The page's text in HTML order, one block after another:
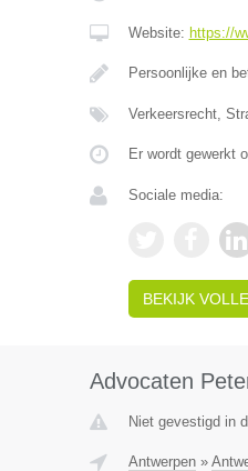
Website: https://
Persoonlijke en
Verkeersrecht,
Er wordt gewerkt
Sociale media:
BEKIJK
Advocaten
Niet gevestigd in
Antwerpen»